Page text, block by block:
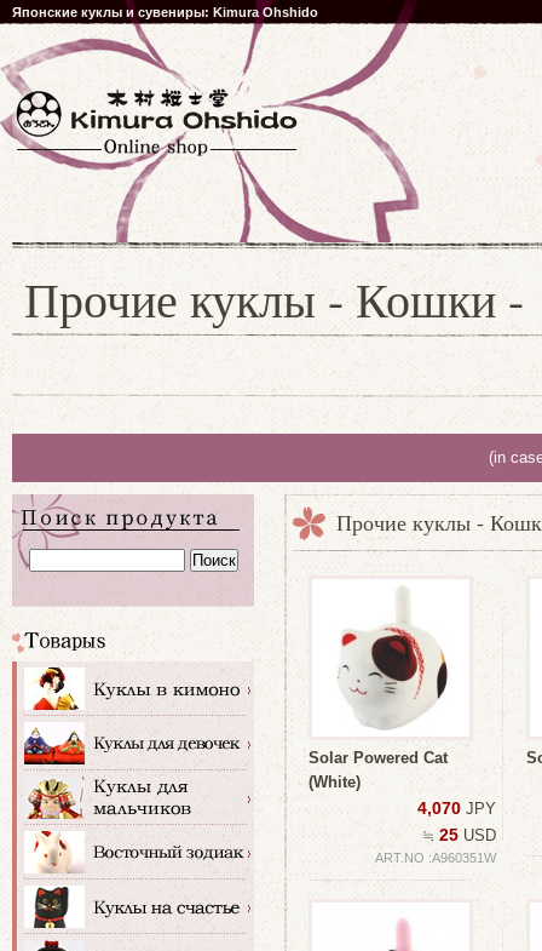
Японские куклы и сувениры: Kimura Ohshido
Прочие куклы - Кошки -
(in
Прочие куклы -
Solar Powered Cat
(White)
4,070 JPY
≒ 25 USD
ART.NO :A960351W